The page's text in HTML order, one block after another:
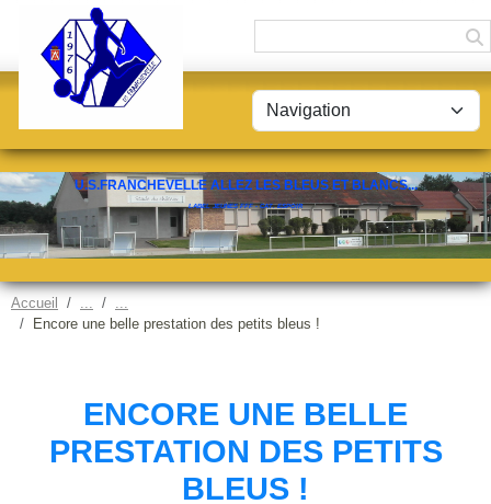
U.S.FRANCHEVELLE ALLEZ LES BLEUS ET BLANCS...
LABEL JEUNES FFF - CAT. ESPOIR
Accueil
Encore une belle prestation des petits bleus !
ENCORE UNE BELLE
PRESTATION DES PETITS
BLEUS !
Panneau de gestion des cookies